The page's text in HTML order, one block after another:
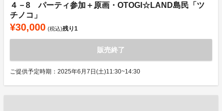
４－8 パーティ参加＋原画・OTOGI☆LAND島民「ツ
チノコ」
¥30,000 (税込)残り1
販売終了
ご提供予定時期：2025年6月7日(土)11:30~14:30